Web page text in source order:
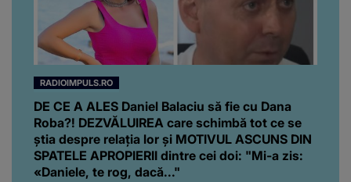
RADIOIMPULS.RO
DE CE A ALES Daniel Balaciu să fie cu Dana
Roba?! DEZVĂLUIREA care schimbă tot ce se
știa despre relația lor și MOTIVUL ASCUNS DIN
SPATELE APROPIERII dintre cei doi: "Mi-a zis:
«Daniele, te rog, dacă..."